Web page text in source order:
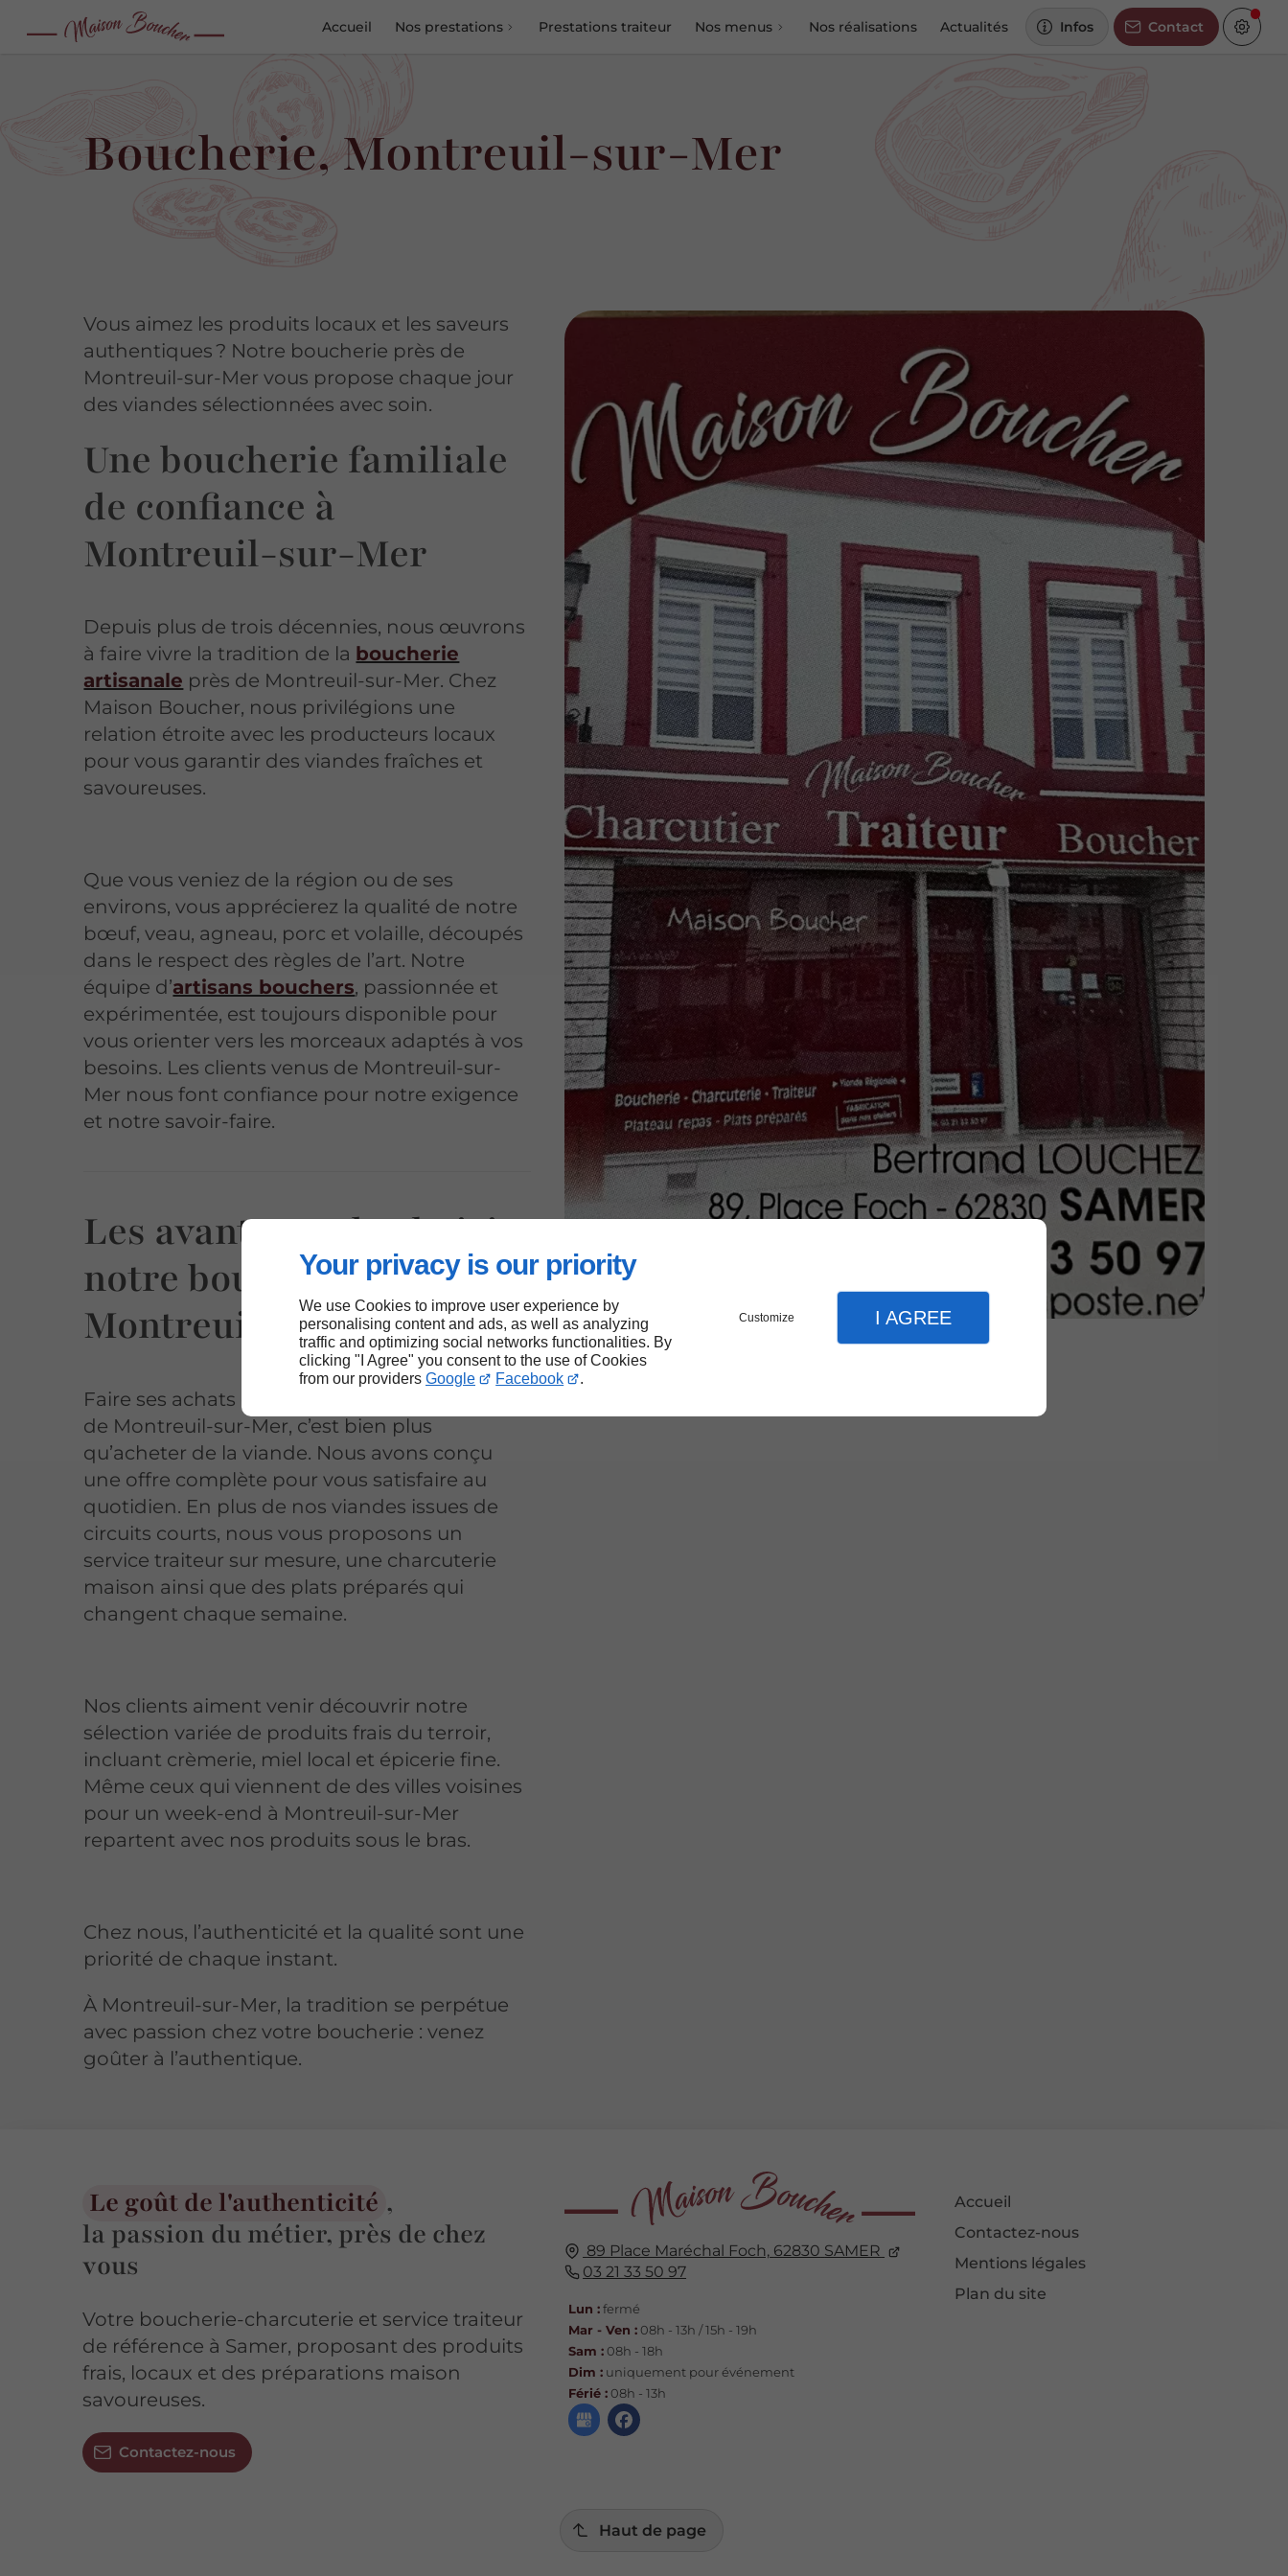
Your privacy is our priority
We use Cookies to improve user experience by
personalising content and ads, as well as analyzing
traffic and optimizing social networks functionalities. By
clicking "I Agree" you consent to the use of Cookies
from our providers Google Facebook .
Customize I AGREE
Accueil Nos prestations Prestations traiteur Nos menus Nos réalisations Actualités Infos Contact
Boucherie, Montreuil-sur-Mer
Vous aimez les produits locaux et les saveurs
authentiques ? Notre boucherie près de
Montreuil-sur-Mer vous propose chaque jour
des viandes sélectionnées avec soin.
Une boucherie familiale
de confiance à
Montreuil-sur-Mer
Depuis plus de trois décennies, nous œuvrons
à faire vivre la tradition de la boucherie
artisanale près de Montreuil-sur-Mer. Chez
Maison Boucher, nous privilégions une
relation étroite avec les producteurs locaux
pour vous garantir des viandes fraîches et
savoureuses.
Que vous veniez de la région ou de ses
environs, vous apprécierez la qualité de notre
bœuf, veau, agneau, porc et volaille, découpés
dans le respect des règles de l’art. Notre
équipe d’artisans bouchers, passionnée et
expérimentée, est toujours disponible pour
vous orienter vers les morceaux adaptés à vos
besoins. Les clients venus de Montreuil-sur-
Mer nous font confiance pour notre exigence
et notre savoir-faire.
Les avantages de choisir
notre boucherie près de
Montreuil-sur-Mer
Faire ses achats chez
de Montreuil-sur-Mer, c’est bien plus
qu’acheter de la viande. Nous avons conçu
une offre complète pour vous satisfaire au
quotidien. En plus de nos viandes issues de
circuits courts, nous vous proposons un
service traiteur sur mesure, une charcuterie
maison ainsi que des plats préparés qui
changent chaque semaine.
Nos clients aiment venir découvrir notre
sélection variée de produits frais du terroir,
incluant crèmerie, miel local et épicerie fine.
Même ceux qui viennent de des villes voisines
pour un week-end à Montreuil-sur-Mer
repartent avec nos produits sous le bras.
Chez nous, l’authenticité et la qualité sont une
priorité de chaque instant.
À Montreuil-sur-Mer, la tradition se perpétue
avec passion chez votre boucherie : venez
goûter à l’authentique.
Le goût de l'authenticité ,
la passion du métier, près de chez
vous
Votre boucherie-charcuterie et service traiteur
de référence à Samer, proposant des produits
frais, locaux et des préparations maison
savoureuses.
Contactez-nous
89 Place Maréchal Foch, 62830 SAMER
03 21 33 50 97
Lun :fermé
Mar - Ven :08h - 13h / 15h - 19h
Sam :08h - 18h
Dim :uniquement pour événement
Férié :08h - 13h
Accueil
Contactez-nous
Mentions légales
Plan du site
Haut de page